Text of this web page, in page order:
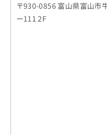
〒930-0856 富山県富山市
ー111 2F